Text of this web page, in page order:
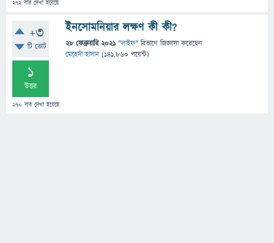
272বার দেখা হয়েছে
+3
টি ভোট
1
উত্তর
270 বার দেখা হয়েছে
ইনসোমনিয়ার লক্ষণ কী কী?
28 ফেব্রুয়ারি 2021 "লাইফ" বিভাগে জিজ্ঞাসাকরেছেন
মেহেদী হাসান (141,860 পয়েন্ট)